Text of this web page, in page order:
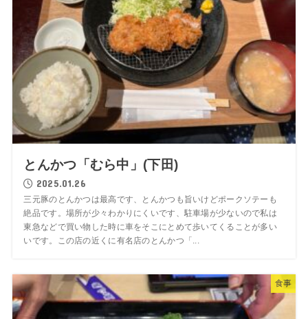
とんかつ「むら中」(下田)
2025.01.26
三元豚のとんかつは最高です、とんかつも旨いけどポークソテーも
絶品です。場所が少々わかりにくいです、駐車場が少ないので私は
東急などで買い物した時に車をそこにとめて歩いてくることが多い
いです。この店の近くに有名店のとんかつ「...
食事